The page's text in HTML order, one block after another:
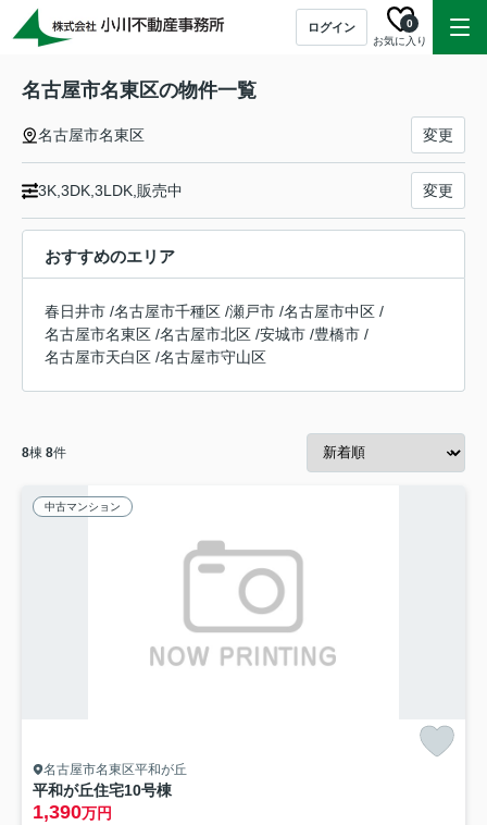
ログイン
お気に入り
0
名古屋市名東区の物件一覧
名古屋市名東区 変更
3K,3DK,3LDK,販売中 変更
おすすめのエリア
春日井市 /名古屋市千種区 /瀬戸市 /名古屋市中区 /
名古屋市名東区 /名古屋市北区 /安城市 /豊橋市 /
名古屋市天白区 /名古屋市守山区
8棟 8件
中古マンション
名古屋市名東区平和が丘
平和が丘住宅10号棟
1,390万円